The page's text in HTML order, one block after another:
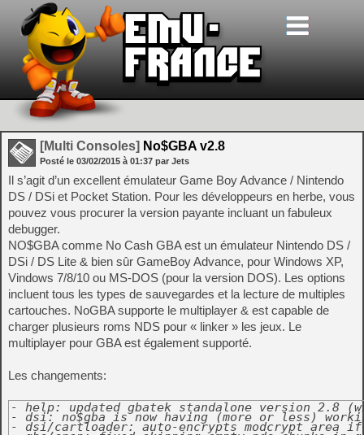
[Multi Consoles] No$GBA v2.8
Posté le 03/02/2015 à 01:37 par Jets
Il s’agit d’un excellent émulateur Game Boy Advance / Nintendo
DS / DSi et Pocket Station. Pour les développeurs en herbe, vous
pouvez vous procurer la version payante incluant un fabuleux
debugger.
NO$GBA comme No Cash GBA est un émulateur Nintendo DS /
DSi / DS Lite & bien sûr GameBoy Advance, pour Windows XP,
Vindows 7/8/10 ou MS-DOS (pour la version DOS). Les options
incluent tous les types de sauvegardes et la lecture de multiples
cartouches. NoGBA supporte le multiplayer & est capable de
charger plusieurs roms NDS pour « linker » les jeux. Le
multiplayer pour GBA est également supporté.
Les changements:
- help: updated gbatek standalone version 2.8
- dsi: no$gba is now having (more or less)
- dsi/cartloader: auto-encrypts modcrypt area if